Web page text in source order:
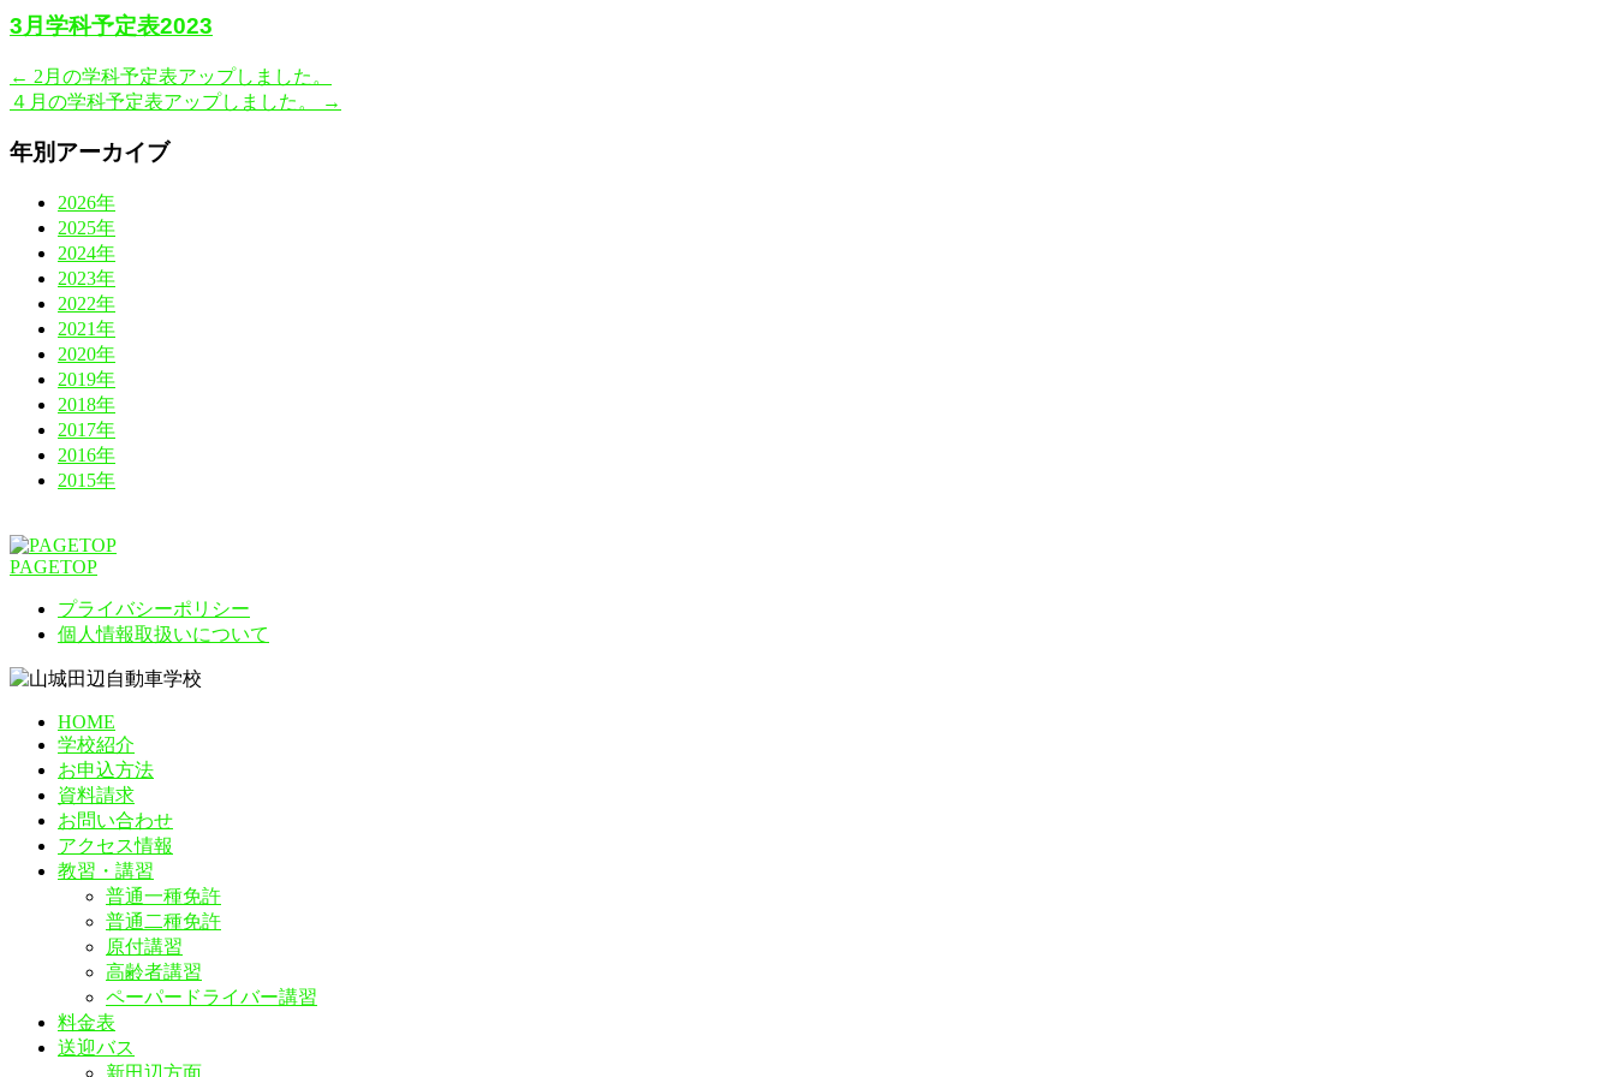
3月学科予定表2023
← 2月の学科予定表アップしました。
４月の学科予定表アップしました。
→
年別アーカイブ
2026年
2025年
2024年
2023年
2022年
2021年
2020年
2019年
2018年
2017年
2016年
2015年
PAGETOP
プライバシーポリシー
個人情報取扱いについて
HOME
学校紹介
お申込方法
資料請求
お問い合わせ
アクセス情報
教習・講習
普通一種免許
普通二種免許
原付講習
高齢者講習
ペーパードライバー講習
料金表
送迎バス